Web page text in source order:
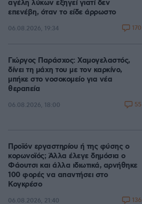
αγέλη λύκων εξηγεί γιατί δεν
επενέβη, όταν το είδε άρρωστο
06.08.2026, 19:34 170
Γιώργος Παράσχος: Χαμογελαστός,
δίνει τη μάχη του με τον καρκίνο,
μπήκε στο νοσοκομείο για νέα
θεραπεία
06.08.2026, 18:00 55
Προϊόν εργαστηρίου ή της φύσης ο
κορωνοϊός; Άλλα έλεγε δημόσια ο
Φάουτσι και άλλα ιδιωτικά, αρνήθηκε
100 φορές να απαντήσει στο
Κογκρέσο
06.08.2026, 21:40 136